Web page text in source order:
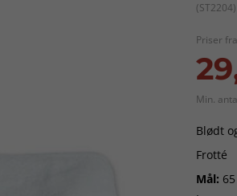
(ST2204)
Priser
Min.
Blødt
Frotté
Mål: